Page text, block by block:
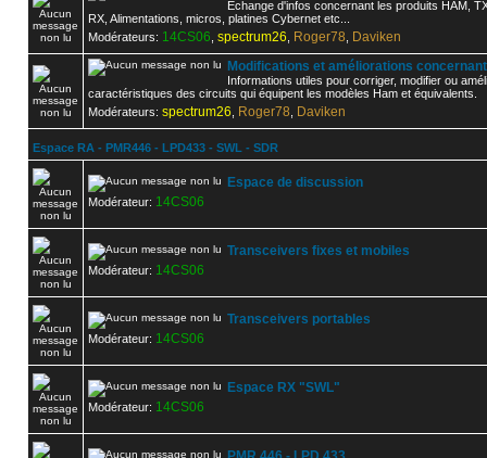
Echange d'infos concernant les produits HAM,
RX, Alimentations, micros, platines Cybernet etc...
Modérateurs: 14CS06 spectrum26 Roger78
Daviken
Modifications et améliorations
Informations utiles pour corriger, modifier ou
caractéristiques des circuits qui équipent les modèles Ham et équivalents.
Modérateurs: spectrum26 Roger78 Daviken
Espace RA - PMR446 - LPD433 - SWL - SDR
Espace de discussion
Modérateur: 14CS06
Transceivers fixes et mobiles
Modérateur: 14CS06
Transceivers portables
Modérateur: 14CS06
Espace RX "SWL"
Modérateur: 14CS06